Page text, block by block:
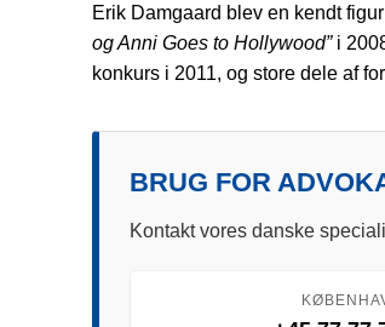
Erik Damgaard blev en kendt
og Anni Goes to Hollywood”i
konkurs i 2011, og store dele af
BRUG FOR
Kontakt vores danske